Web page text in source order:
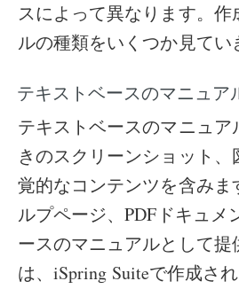
スによって異なります。作
ルの種類をいくつか見てい
テキストベースのマニュア
テキストベースのマニュ
きのスクリーンショット
覚的なコンテンツを含みま
ルプページ、PDFドキュメ
ースのマニュアルとして
は、iSpring Suiteで作成さ